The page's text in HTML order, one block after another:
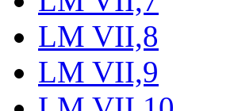
LM VII,8
LM VII,9